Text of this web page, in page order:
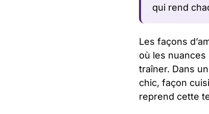
qui rend
Les façons
où les
traîner. Dans
chic, façon
reprend cette